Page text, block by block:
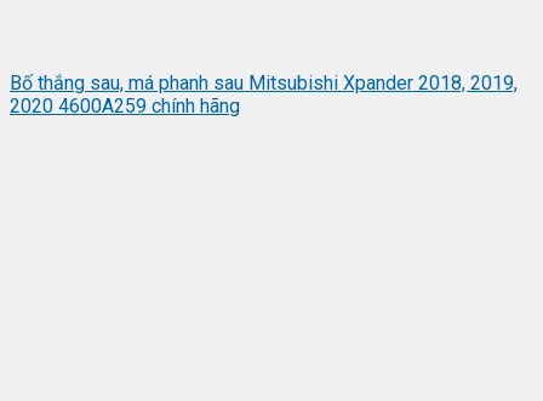
Bố thắng sau, má phanh sau Mitsubishi Xpander 2018, 2019,
2020 4600A259 chính hãng